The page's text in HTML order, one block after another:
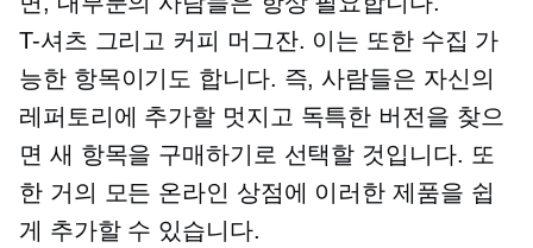
T-셔츠 그리고 커피 머그잔. 이는 또한 수집 가
능한 항목이기도 합니다. 즉, 사람들은 자신의
레퍼토리에 추가할 멋지고 독특한 버전을 찾으
면 새 항목을 구매하기로 선택할 것입니다. 또
한 거의 모든 온라인 상점에 이러한 제품을 쉽
게 추가할 수 있습니다.